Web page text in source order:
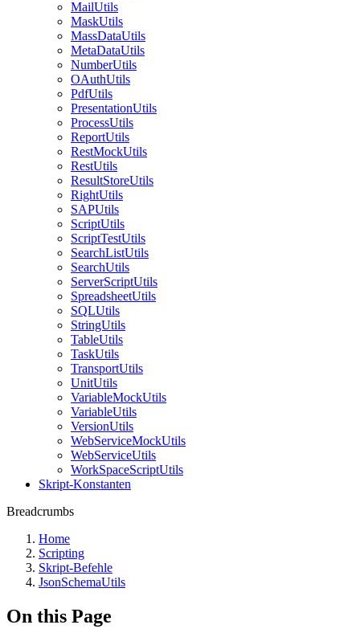
MailUtils
MaskUtils
MassDataUtils
MetaDataUtils
NumberUtils
OAuthUtils
PdfUtils
PresentationUtils
ProcessUtils
ReportUtils
RestMockUtils
RestUtils
ResultStoreUtils
RightUtils
SAPUtils
ScriptUtils
ScriptTestUtils
SearchListUtils
SearchUtils
ServerScriptUtils
SpreadsheetUtils
SQLUtils
StringUtils
TableUtils
TaskUtils
TransportUtils
UnitUtils
VariableMockUtils
VariableUtils
VersionUtils
WebServiceMockUtils
WebServiceUtils
WorkSpaceScriptUtils
Skript-Konstanten
Breadcrumbs
Home
Scripting
Skript-Befehle
JsonSchemaUtils
On this Page